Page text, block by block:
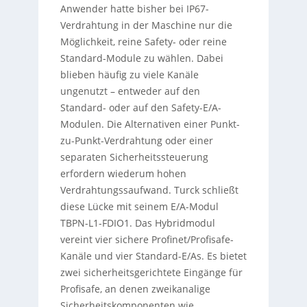
Anwender hatte bisher bei IP67-
Verdrahtung in der Maschine nur die
Möglichkeit, reine Safety- oder reine
Standard-Module zu wählen. Dabei
blieben häufig zu viele Kanäle
ungenutzt – entweder auf den
Standard- oder auf den Safety-E/A-
Modulen. Die Alternativen einer Punkt-
zu-Punkt-Verdrahtung oder einer
separaten Sicherheitssteuerung
erfordern wiederum hohen
Verdrahtungssaufwand. Turck schließt
diese Lücke mit seinem E/A-Modul
TBPN-L1-FDIO1. Das Hybridmodul
vereint vier sichere Profinet/Profisafe-
Kanäle und vier Standard-E/As. Es bietet
zwei sicherheitsgerichtete Eingänge für
Profisafe, an denen zweikanalige